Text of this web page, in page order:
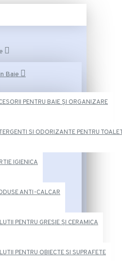
Baie
PENTRU BAIE ȘI ORGANIZARE
SI ODORIZANTE PENTRU
IGIENICA
ANTI-CALCAR
PENTRU GRESIE ȘI CERAMICA
PENTRU OBIECTE SI SUPRAFETE